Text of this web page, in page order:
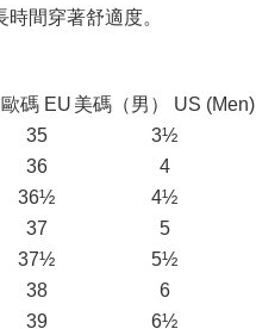
間穿著舒適度。
歐碼 EU 美碼（男） US (Men)
35
3½
36
4
36½
4½
37
5
37½
5½
38
6
39
6½